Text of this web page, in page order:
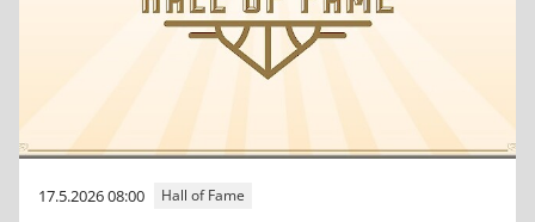
17.5.2026 08:00 Hall of Fame